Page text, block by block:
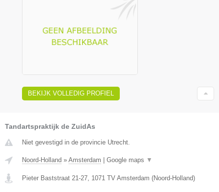
BEKIJK VOLLEDIG PROFIEL
Tandartspraktijk de ZuidAs
Niet gevestigd in de provincie Utrecht.
Noord-Holland » Amsterdam Google maps ▼
Pieter Baststraat 21-27, 1071 TV Amsterdam (Noord-Holland)